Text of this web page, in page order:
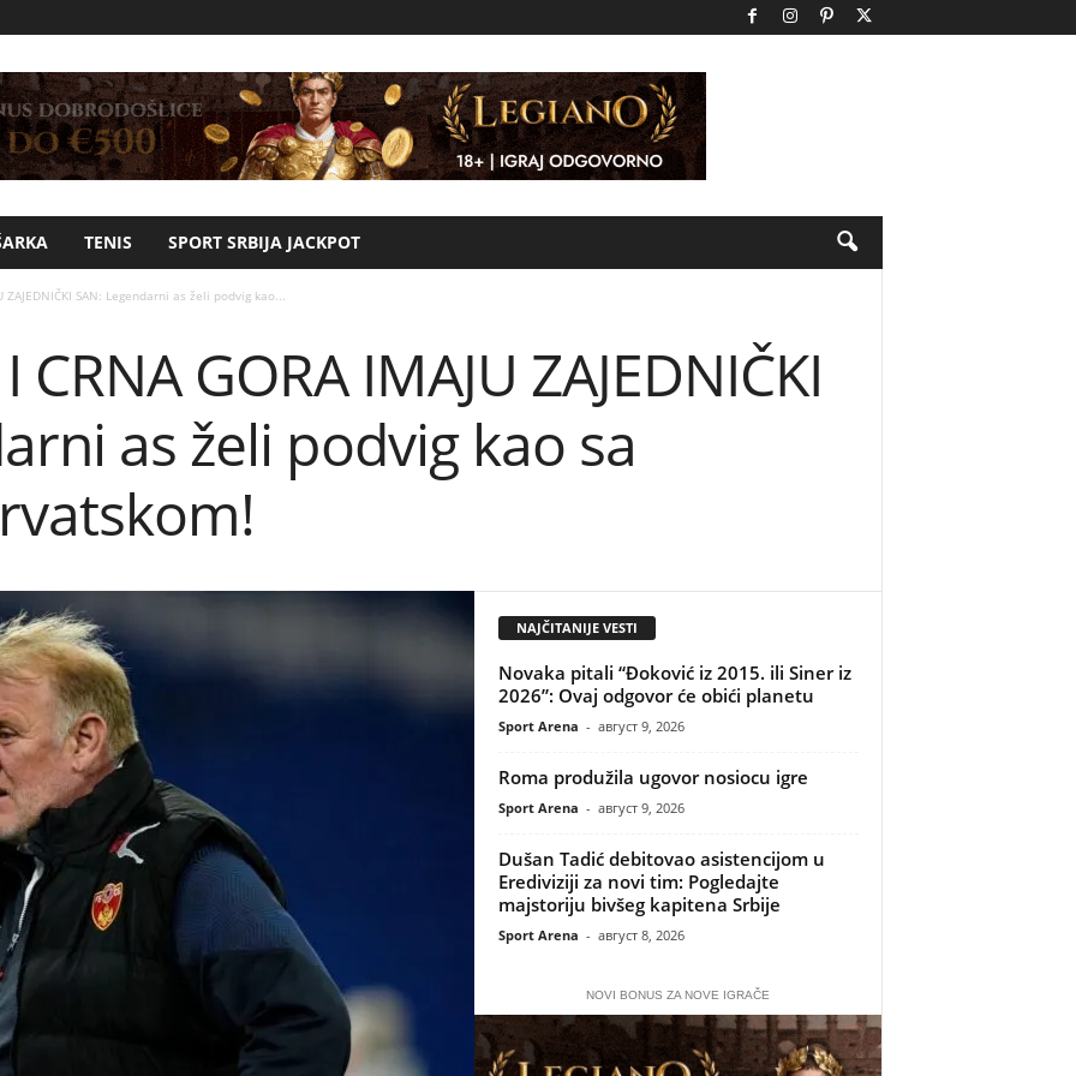
TENIS SPORT SRBIJA JACKPOT
ZAJEDNIČKI SAN: Legendarni as želi podvig kao...
CRNA GORA IMAJU ZAJEDNIČKI
as želi podvig kao sa
NAJČITANIJE VESTI
Novaka pitali “Đoković iz 2015. ili Siner iz
2026”: Ovaj odgovor će obići planetu
Sport Arena - август 9, 2026
Roma produžila ugovor nosiocu igre
Sport Arena - август 9, 2026
Dušan Tadić debitovao asistencijom u
Erediviziji za novi tim: Pogledajte
majstoriju bivšeg kapitena Srbije
Sport Arena - август 8, 2026
NOVI BONUS ZA NOVE IGRAČE